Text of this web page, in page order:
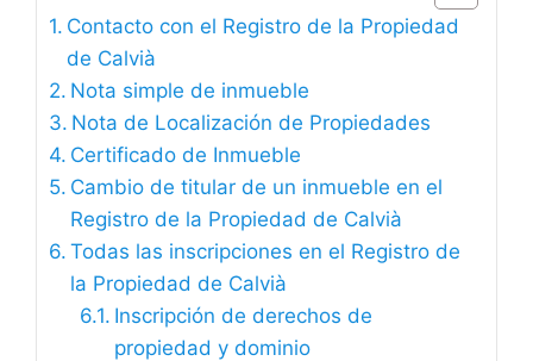
Contacto con el Registro de la Propiedad
de Calvià
Nota simple de inmueble
Nota de Localización de Propiedades
Certificado de Inmueble
Cambio de titular de un inmueble en el
Registro de la Propiedad de Calvià
Todas las inscripciones en el Registro de
la Propiedad de Calvià
Inscripción de derechos de
propiedad y dominio